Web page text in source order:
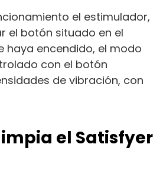
el estimulador,
el botón situado en el
haya encendido, el modo
con el botón
de vibración, con
el Satisfyer